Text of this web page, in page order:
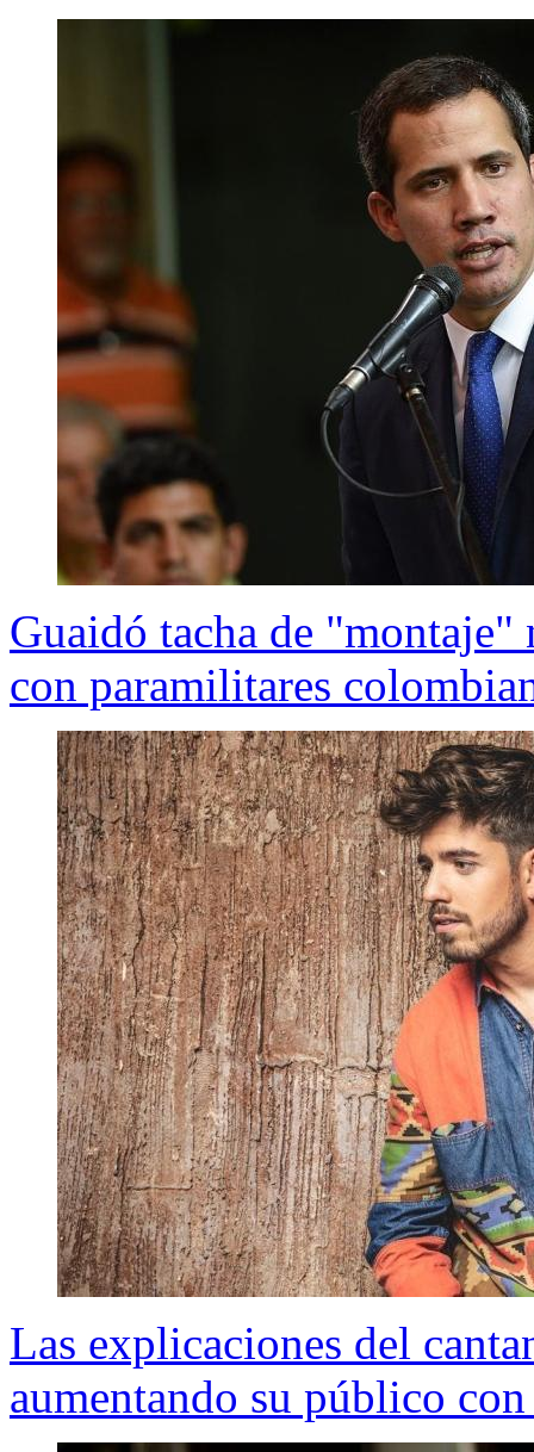
Guaidó tacha de
con paramilitares
Las explicaciones del
aumentando su público